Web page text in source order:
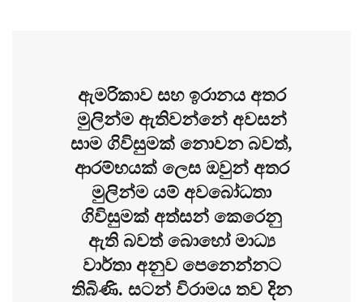
ඇමරිකාව සහ ඉරානය අතර
මුලින්ම ඇතිවන්නේ අවසන්
සාම ගිවිසුමක් නොවන බවත්,
ආරම්භයක් ලෙස ඔවුන් අතර
මුලින්ම යම් අවබෝධතා
ගිවිසුමක් අත්සන් කෙරෙනු
ඇති බවත් බොහෝ මාධ්‍ය
වාර්තා අනුව පෙනෙන්නට
තිබිණි. සටන් විරාමය තව දින